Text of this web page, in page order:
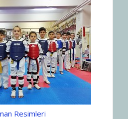
Resimleri